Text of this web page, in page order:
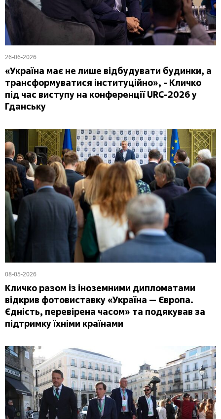
26-06-2026
«Україна має не лише відбудувати будинки, а
трансформуватися інституційно», - Кличко
під час виступу на конференції URC-2026 у
Гданську
08-05-2026
Кличко разом із іноземними дипломатами
відкрив фотовиставку «Україна — Європа.
Єдність, перевірена часом» та подякував за
підтримку їхніми країнами